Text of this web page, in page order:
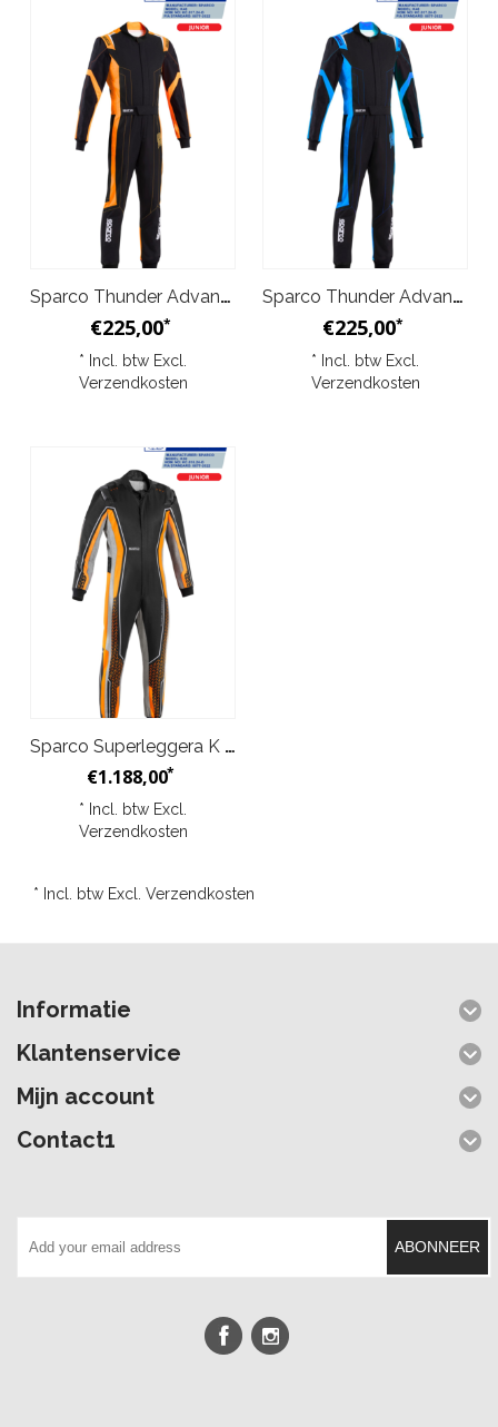
Sparco Thunder Advanced Kinder Overall Zwart Oranje
€225,00*
* Incl. btw Excl.
Verzendkosten
Sparco Thunder Advanced Kinder Overall Zwart Blauw
€225,00*
* Incl. btw Excl.
Verzendkosten
Sparco Superleggera K Overall Kind Zwart Oranje
€1.188,00*
* Incl. btw Excl.
Verzendkosten
* Incl. btw Excl. Verzendkosten
Informatie
Klantenservice
Mijn account
Contact1
ABONNEER